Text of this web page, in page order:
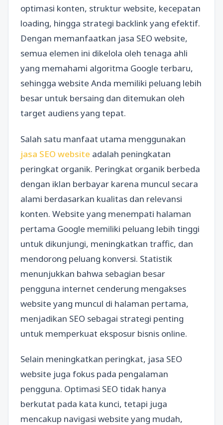
optimasi konten, struktur website, kecepatan
loading, hingga strategi backlink yang efektif.
Dengan memanfaatkan jasa SEO website,
semua elemen ini dikelola oleh tenaga ahli
yang memahami algoritma Google terbaru,
sehingga website Anda memiliki peluang lebih
besar untuk bersaing dan ditemukan oleh
target audiens yang tepat.
Salah satu manfaat utama menggunakan
jasa SEO website adalah peningkatan
peringkat organik. Peringkat organik berbeda
dengan iklan berbayar karena muncul secara
alami berdasarkan kualitas dan relevansi
konten. Website yang menempati halaman
pertama Google memiliki peluang lebih tinggi
untuk dikunjungi, meningkatkan traffic, dan
mendorong peluang konversi. Statistik
menunjukkan bahwa sebagian besar
pengguna internet cenderung mengakses
website yang muncul di halaman pertama,
menjadikan SEO sebagai strategi penting
untuk memperkuat eksposur bisnis online.
Selain meningkatkan peringkat, jasa SEO
website juga fokus pada pengalaman
pengguna. Optimasi SEO tidak hanya
berkutat pada kata kunci, tetapi juga
mencakup navigasi website yang mudah,